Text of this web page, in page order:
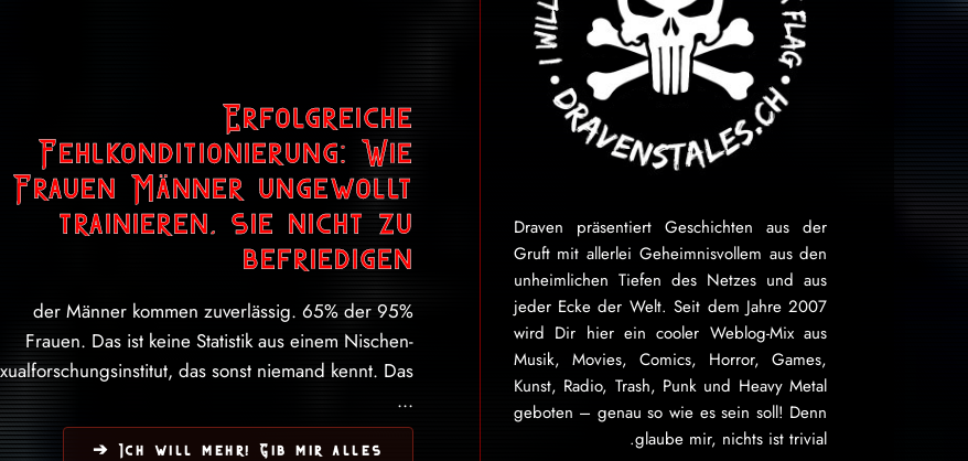
Erfolgreiche
Fehlkonditionierung: Wie
Frauen Männer ungewollt
trainieren, sie nicht zu
befriedigen
95% der Männer kommen zuverlässig. 65% der
Frauen. Das ist keine Statistik aus einem Nischen-
das sonst niemand kennt. Das
...
Ich will mehr! Gib mir alles ➔
Draven präsentiert Geschichten aus der
Gruft mit allerlei Geheimnisvollem aus den
unheimlichen Tiefen des Netzes und aus
jeder Ecke der Welt. Seit dem Jahre 2007
wird Dir hier ein cooler Weblog-Mix aus
Musik, Movies, Comics, Horror, Games,
Kunst, Radio, Trash, Punk und Heavy Metal
geboten – genau so wie es sein soll! Denn
glaube mir, nichts ist trivial.